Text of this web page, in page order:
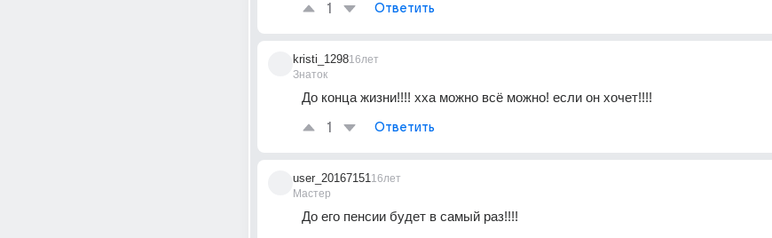
1 Ответить
kristi_1298
Знаток
16лет
До конца жизни!!!! хха можно всё можно! если он хочет!!!!
1 Ответить
user_20167151
Мастер
16лет
До его пенсии будет в самый раз!!!!